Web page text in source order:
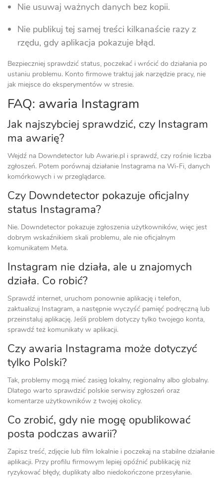
Nie usuwaj ważnych danych bez kopii.
Nie publikuj tej samej treści kilkanaście razy z
rzędu, gdy aplikacja pokazuje błąd.
Bezpieczniej sprawdzić status, poczekać i wrócić do działania po
ustaniu problemu. Konto firmowe traktuj jak narzędzie pracy, nie
jak miejsce do eksperymentów w stresie.
FAQ: awaria Instagram
Jak najszybciej sprawdzić, czy Instagram
ma awarię?
Wejdź na Downdetector lub Awarie.pl i sprawdź, czy rośnie liczba
zgłoszeń. Potem porównaj działanie Instagrama na Wi‑Fi, danych
komórkowych i w przeglądarce.
Czy Downdetector pokazuje oficjalny
status Instagrama?
Nie. Downdetector pokazuje zgłoszenia użytkowników, więc jest
dobrym wskaźnikiem skali problemu, ale nie oficjalnym
komunikatem Meta.
Instagram nie działa, ale u znajomych
działa. Co robić?
Sprawdź internet, uruchom ponownie aplikację i telefon,
zaktualizuj Instagram, a następnie wyczyść pamięć podręczną lub
przeinstaluj aplikację. Jeśli problem dotyczy tylko twojego konta,
sprawdź też komunikaty w aplikacji.
Czy awaria Instagrama może dotyczyć
tylko Polski?
Tak, problemy mogą mieć zasięg lokalny, regionalny albo globalny.
Dlatego warto sprawdzić polskie serwisy zgłoszeń oraz
komentarze użytkowników z twojej okolicy.
Co zrobić, gdy nie mogę opublikować
posta podczas awarii?
Zapisz treść, zdjęcie lub film lokalnie i poczekaj na stabilne działanie
aplikacji. Przy profilu firmowym lepiej opóźnić publikację niż
ryzykować błędy, duplikaty albo niedokończone przesyłanie.